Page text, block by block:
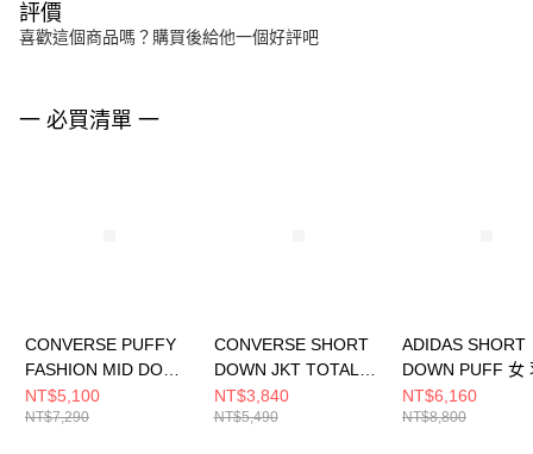
評價
喜歡這個商品嗎？購買後給他一個好評吧
一 必買清單 一
CONVERSE PUFFY
FASHION MID DOWN
JKT EGRET 女 羽絨外
套 WCJ135-W2Y
NT$5,100
NT$7,290
CONVERSE SHORT
DOWN JKT TOTALLY
FUDGED 女 羽絨外套
WCJ097-J9T
NT$3,840
NT$5,490
ADIDAS SHORT
DOWN PUFF 女
外套 KV2690
NT$6,160
NT$8,800